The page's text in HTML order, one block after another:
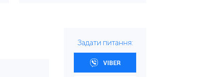
Задати питання:
VIBER